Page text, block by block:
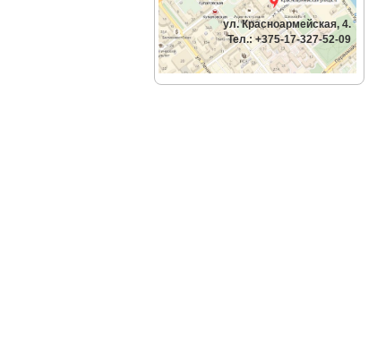
ул. Красноармейская, 4.
Тел.: +375-17-327-52-09